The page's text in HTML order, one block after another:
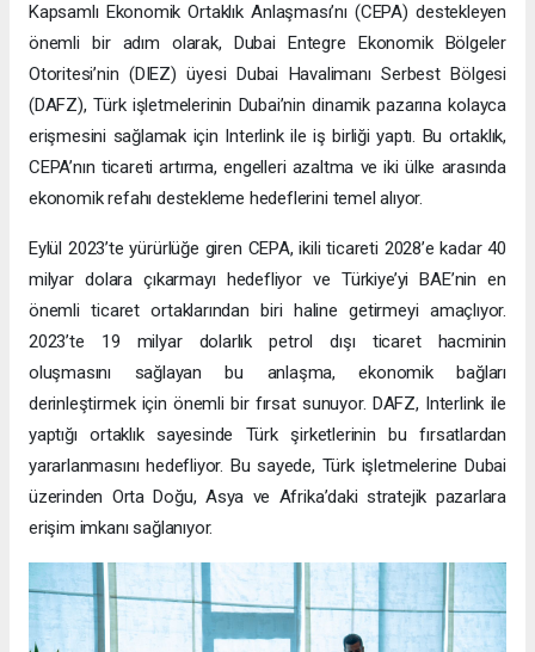
Kapsamlı Ekonomik Ortaklık Anlaşması’nı (CEPA) destekleyen
önemli bir adım olarak, Dubai Entegre Ekonomik Bölgeler
Otoritesi’nin (DIEZ) üyesi Dubai Havalimanı Serbest Bölgesi
(DAFZ), Türk işletmelerinin Dubai’nin dinamik pazarına kolayca
erişmesini sağlamak için Interlink ile iş birliği yaptı. Bu ortaklık,
CEPA’nın ticareti artırma, engelleri azaltma ve iki ülke arasında
ekonomik refahı destekleme hedeflerini temel alıyor.
Eylül 2023’te yürürlüğe giren CEPA, ikili ticareti 2028’e kadar 40
milyar dolara çıkarmayı hedefliyor ve Türkiye’yi BAE’nin en
önemli ticaret ortaklarından biri haline getirmeyi amaçlıyor.
2023’te 19 milyar dolarlık petrol dışı ticaret hacminin
oluşmasını sağlayan bu anlaşma, ekonomik bağları
derinleştirmek için önemli bir fırsat sunuyor. DAFZ, Interlink ile
yaptığı ortaklık sayesinde Türk şirketlerinin bu fırsatlardan
yararlanmasını hedefliyor. Bu sayede, Türk işletmelerine Dubai
üzerinden Orta Doğu, Asya ve Afrika’daki stratejik pazarlara
erişim imkanı sağlanıyor.